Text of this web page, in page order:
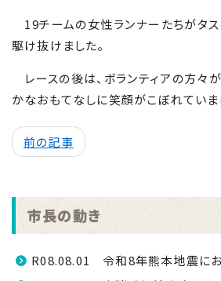
19チームの女性ランナーたちがタス
駆け抜けました。
レースの後は、ボランティアの方々
かなおもてなしに笑顔がこぼれていま
前の記事
市長の動き
R08.08.01 令和8年熊本地震に